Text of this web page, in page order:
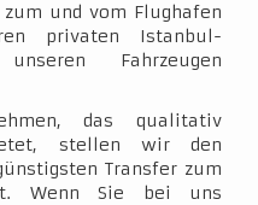
und vom Flughafen
privaten Istanbul-
Fahrzeugen
das qualitativ
stellen wir den
Transfer zum
Wenn Sie bei uns